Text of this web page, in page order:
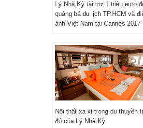
Lý Nhã Kỳ tài trợ 1 triệu euro
quảng bá du lịch TP.HCM và
ảnh Việt Nam tại Cannes 2017
Nội thất xa xỉ trong du thuyền
đô của Lý Nhã Kỳ